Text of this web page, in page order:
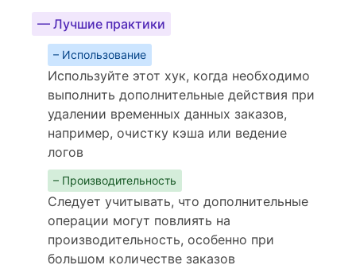
— Лучшие практики
– Использование
Используйте этот хук, когда необходимо
выполнить дополнительные действия при
удалении временных данных заказов,
например, очистку кэша или ведение
логов
– Производительность
Следует учитывать, что дополнительные
операции могут повлиять на
производительность, особенно при
большом количестве заказов